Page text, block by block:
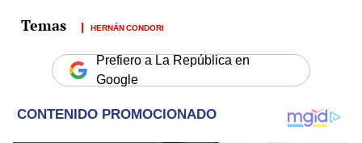
HERNÁN CONDORI
Prefiero a La República en
Google